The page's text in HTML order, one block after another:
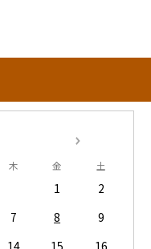
木 金 土
1
2
7 8
9
14 15
16